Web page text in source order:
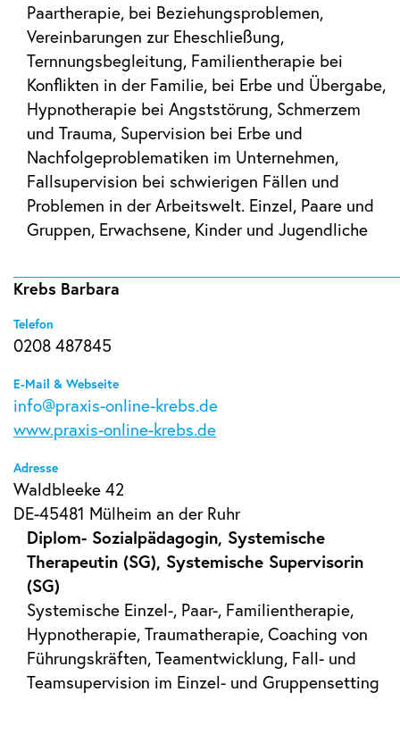
Paartherapie, bei Beziehungsproblemen,
Vereinbarungen zur Eheschließung,
Ternnungsbegleitung, Familientherapie bei
Konflikten in der Familie, bei Erbe und Übergabe,
Hypnotherapie bei Angststörung, Schmerzem
und Trauma, Supervision bei Erbe und
Nachfolgeproblematiken im Unternehmen,
Fallsupervision bei schwierigen Fällen und
Problemen in der Arbeitswelt. Einzel, Paare und
Gruppen, Erwachsene, Kinder und Jugendliche
Krebs Barbara
Telefon
0208 487845
E-Mail & Webseite
info@praxis-online-krebs.de
www.praxis-online-krebs.de
Adresse
Waldbleeke 42
DE-45481 Mülheim an der Ruhr
Diplom- Sozialpädagogin, Systemische
Therapeutin (SG), Systemische Supervisorin
(SG)
Systemische Einzel-, Paar-, Familientherapie,
Hypnotherapie, Traumatherapie, Coaching von
Führungskräften, Teamentwicklung, Fall- und
Teamsupervision im Einzel- und Gruppensetting